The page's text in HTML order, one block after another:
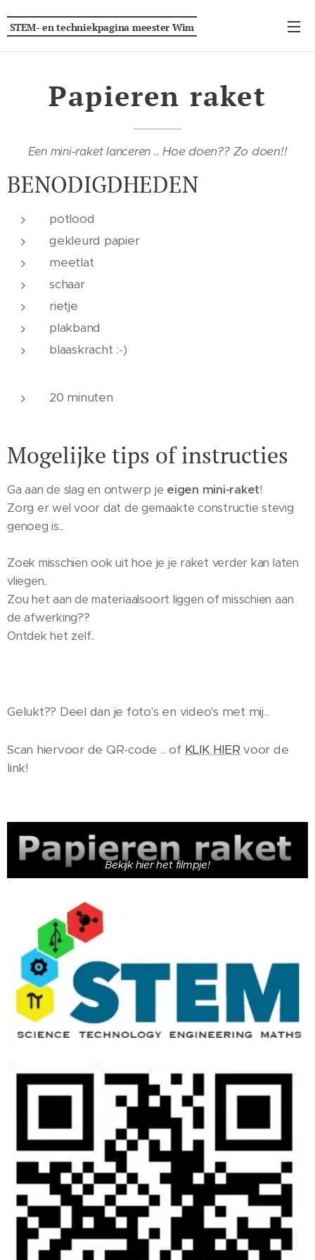
STEM- en techniekpagina meester Wim
Papieren raket
Een mini-raket lanceren .. Hoe doen?? Zo doen!!
BENODIGDHEDEN
potlood
gekleurd papier
meetlat
schaar
rietje
plakband
blaaskracht :-)
20 minuten
Mogelijke tips of instructies
Ga aan de slag en ontwerp je eigen mini-raket!
Zorg er wel voor dat de gemaakte constructie stevig
genoeg is..
Zoek misschien ook uit hoe je je raket verder kan laten
vliegen..
Zou het aan de materiaalsoort liggen of misschien aan
de afwerking??
Ontdek het zelf..
Gelukt?? Deel dan je foto's en video's met mij..
Scan hiervoor de QR-code .. of KLIK HIER voor de
link!
Bekijk hier het filmpje!